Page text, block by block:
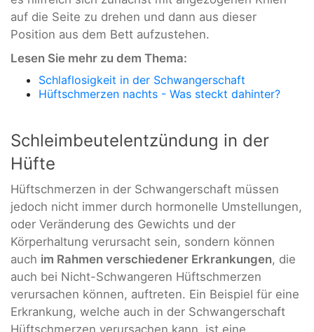
auf die Seite zu drehen und dann aus dieser
Position aus dem Bett aufzustehen.
Lesen Sie mehr zu dem Thema:
Schlaflosigkeit in der Schwangerschaft
Hüftschmerzen nachts - Was steckt dahinter?
Schleimbeutelentzündung in der
Hüfte
Hüftschmerzen in der Schwangerschaft müssen
jedoch nicht immer durch hormonelle Umstellungen,
oder Veränderung des Gewichts und der
Körperhaltung verursacht sein, sondern können
auch im Rahmen verschiedener Erkrankungen, die
auch bei Nicht-Schwangeren Hüftschmerzen
verursachen können, auftreten. Ein Beispiel für eine
Erkrankung, welche auch in der Schwangerschaft
Hüftschmerzen verursachen kann, ist eine